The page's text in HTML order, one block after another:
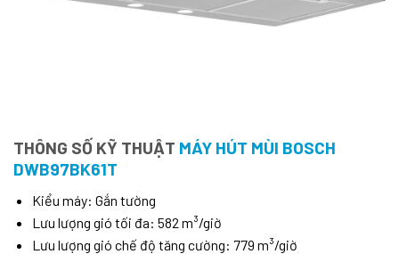
THÔNG SỐ KỸ THUẬT MÁY HÚT MÙI BOSCH
DWB97BK61T
Kiểu máy: Gắn tường
Lưu lượng gió tối đa: 582 m³/giờ
Lưu lượng gió chế độ tăng cường: 779 m³/giờ